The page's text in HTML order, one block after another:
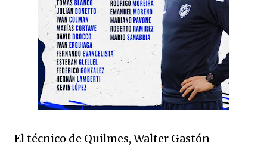
El técnico de Quilmes, Walter Gastón